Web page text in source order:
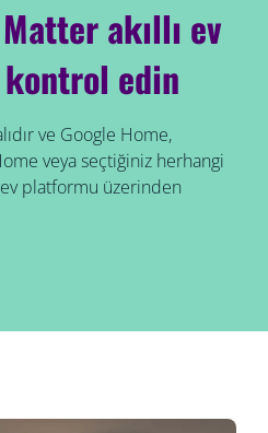
akıllı ev
edin
ve Google Home,
veya seçtiğiniz herhangi
ev platformu üzerinden